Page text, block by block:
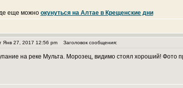
еще можно окунуться на Алтае в Крещенские дни
Янв 27, 2017 12:56 pm Заголовок сообщения:
на реке Мульта. Морозец, видимо стоял хороший! Фото